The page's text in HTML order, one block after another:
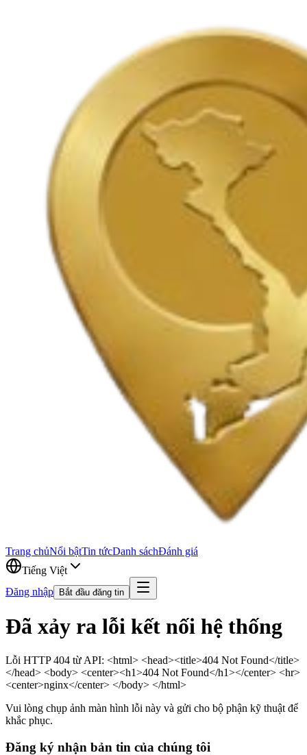
Trang chủNổi bậtTin tứcDanh sáchĐánh giá
Tiếng Việt
Đăng nhập
Bắt đầu đăng tin
Đã xảy ra lỗi kết nối hệ thống
Lỗi HTTP 404 từ API: <html> <head><title>404 Not Found</title>
</head> <body> <center><h1>404 Not Found</h1></center> <hr>
<center>nginx</center> </body> </html>
Vui lòng chụp ảnh màn hình lỗi này và gửi cho bộ phận kỹ thuật để
khắc phục.
Đăng ký nhận bản tin của chúng tôi